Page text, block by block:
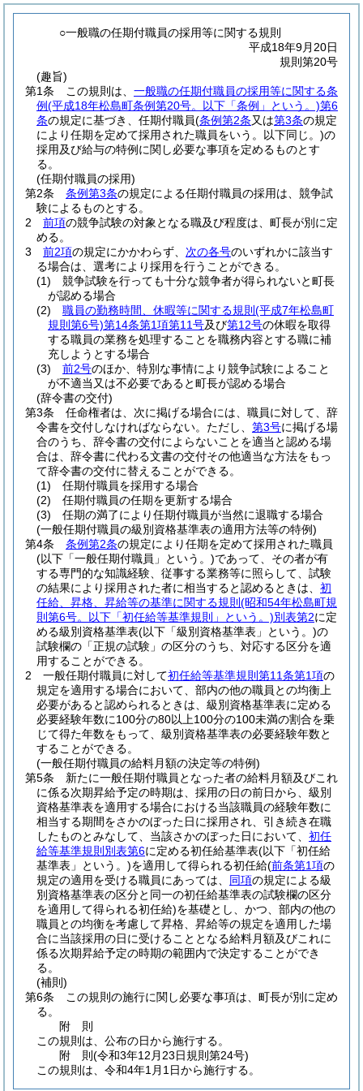
○一般職の任期付職員の採用等に関する規則
平成18年9月20日
規則第20号
(趣旨)
第1条
この規則は、 一般職の任期付職員の採用等に関する条
例(平成18年松島町条例第20号。以下「条例」という。)第6
条の規定に基づき、任期付職員(条例第2条又は第3条の規定
により任期を定めて採用された職員をいう。以下同じ。)の
採用及び給与の特例に関し必要な事項を定めるものとす
る。
(任期付職員の採用)
第2条
条例第3条の規定による任期付職員の採用は、競争試
験によるものとする。
2
前項の競争試験の対象となる職及び程度は、町長が別に定
める。
3
前2項の規定にかかわらず、 次の各号のいずれかに該当す
る場合は、選考により採用を行うことができる。
(1)
競争試験を行っても十分な競争者が得られないと町長
が認める場合
(2)
職員の勤務時間、休暇等に関する規則 (平成7年松島町
規則第6号)第14条第1項第11号及び第12号の休暇を取得
する職員の業務を処理することを職務内容とする職に補
充しようとする場合
(3)
前2号のほか、特別な事情により競争試験によること
が不適当又は不必要であると町長が認める場合
(辞令書の交付)
第3条
任命権者は、次に掲げる場合には、職員に対して、辞
令書を交付しなければならない。 ただし、 第3号に掲げる場
合のうち、辞令書の交付によらないことを適当と認める場
合は、辞令書に代わる文書の交付その他適当な方法をもっ
て辞令書の交付に替えることができる。
(1)
任期付職員を採用する場合
(2)
任期付職員の任期を更新する場合
(3)
任期の満了により任期付職員が当然に退職する場合
(一般任期付職員の級別資格基準表の適用方法等の特例)
第4条
条例第2条の規定により任期を定めて採用された職員
(以下「一般任期付職員」という。)であって、その者が有
する専門的な知識経験、従事する業務等に照らして、試験
の結果により採用された者に相当すると認めるときは、 初
任給、昇格、昇給等の基準に関する規則 (昭和54年松島町規
則第6号。以下「初任給等基準規則」という。)別表第2に定
める級別資格基準表(以下「級別資格基準表」という。)の
試験欄の「正規の試験」の区分のうち、対応する区分を適
用することができる。
2
一般任期付職員に対して初任給等基準規則第11条第1項の
規定を適用する場合において、部内の他の職員との均衡上
必要があると認められるときは、級別資格基準表に定める
必要経験年数に100分の80以上100分の100未満の割合を乗
じて得た年数をもって、級別資格基準表の必要経験年数と
することができる。
(一般任期付職員の給料月額の決定等の特例)
第5条
新たに一般任期付職員となった者の給料月額及びこれ
に係る次期昇給予定の時期は、採用の日の前日から、級別
資格基準表を適用する場合における当該職員の経験年数に
相当する期間をさかのぼった日に採用され、引き続き在職
したものとみなして、当該さかのぼった日において、 初任
給等基準規則別表第6に定める初任給基準表(以下「初任給
基準表」という。)を適用して得られる初任給(前条第1項の
規定の適用を受ける職員にあっては、 同項の規定による級
別資格基準表の区分と同一の初任給基準表の試験欄の区分
を適用して得られる初任給)を基礎とし、かつ、部内の他の
職員との均衡を考慮して昇格、昇給等の規定を適用した場
合に当該採用の日に受けることとなる給料月額及びこれに
係る次期昇給予定の時期の範囲内で決定することができ
る。
(補則)
第6条
この規則の施行に関し必要な事項は、町長が別に定め
る。
附 則
この規則は、公布の日から施行する。
附 則(令和3年12月23日規則第24号)
この規則は、令和4年1月1日から施行する。